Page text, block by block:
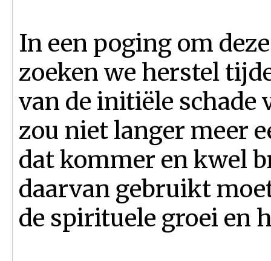
In een poging om
zoeken we herstel
van de initiële schade
zou niet langer meer
dat kommer en kwel
daarvan gebruikt
de spirituele groei en